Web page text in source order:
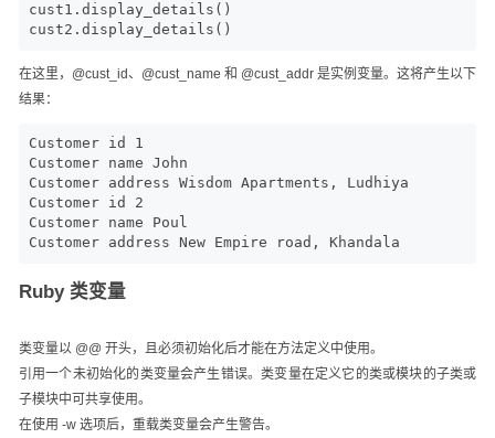
cust1.display_details()
cust2.display_details()
在这里，@cust_id、@cust_name 和 @cust_addr 是实例变量。这将产生以下
结果：
Customer id 1
Customer name John
Customer address Wisdom Apartments, Ludhiya
Customer id 2
Customer name Poul
Customer address New Empire road, Khandala
Ruby 类变量
类变量以 @@ 开头，且必须初始化后才能在方法定义中使用。
引用一个未初始化的类变量会产生错误。类变量在定义它的类或模块的子类或
子模块中可共享使用。
在使用 -w 选项后，重载类变量会产生警告。